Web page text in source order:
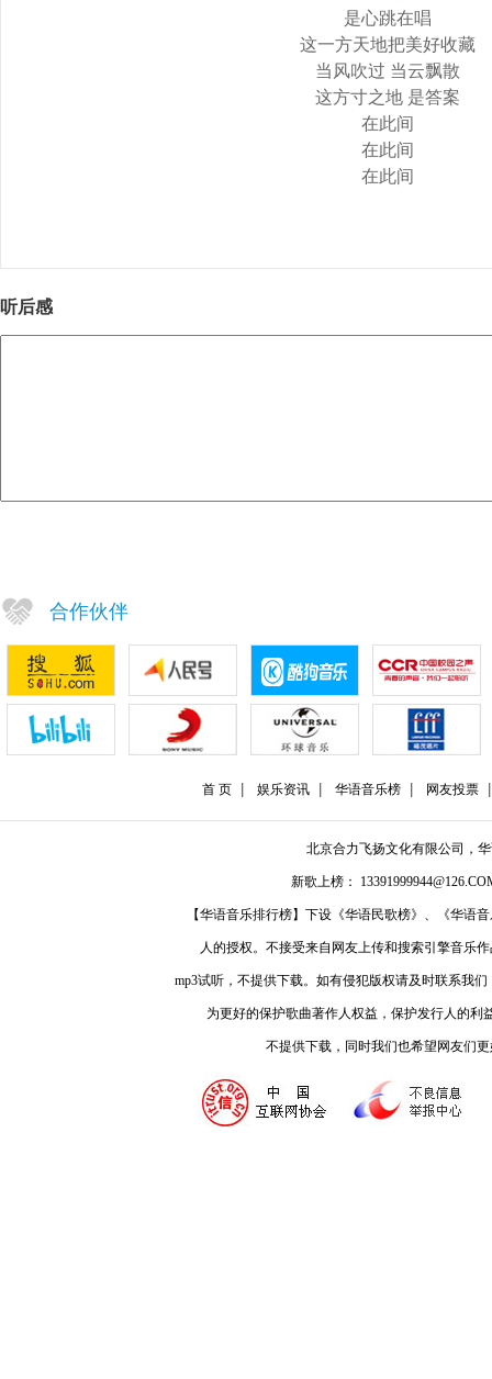
是心跳在唱
这一方天地把美好收藏
当风吹过 当云飘散
这方寸之地 是答案
在此间
在此间
在此间
听后感
合作伙伴
首 页 娱乐资讯 华语音乐榜 网友投票
北京合力飞扬文化有限公司，
新歌上榜：
【华语音乐排行榜】下设《华语民歌榜》、《华语
人的授权。不接受来自网友上传和搜索引擎音乐
mp3试听，不提供下载。如有侵犯版权请及时联系我
为更好的保护歌曲著作人权益，保护发行人的
不提供下载，同时我们也希望网友们